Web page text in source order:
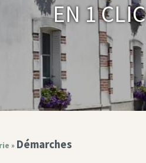
En 1 clic
» Démarches